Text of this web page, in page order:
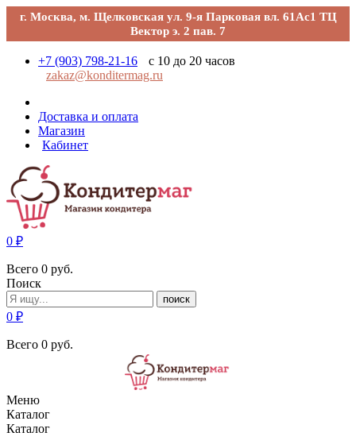
г. Москва, м. Щелковская ул. 9-я Парковая вл. 61Ас1 ТЦ
Вектор э. 2 пав. 7
+7 (903) 798-21-16
с 10 до 20 часов
zakaz@konditermag.ru
Доставка и оплата
Магазин
Кабинет
0 ₽
Всего 0 руб.
Поиск
поиск
0 ₽
Всего 0 руб.
Меню
Каталог
Каталог